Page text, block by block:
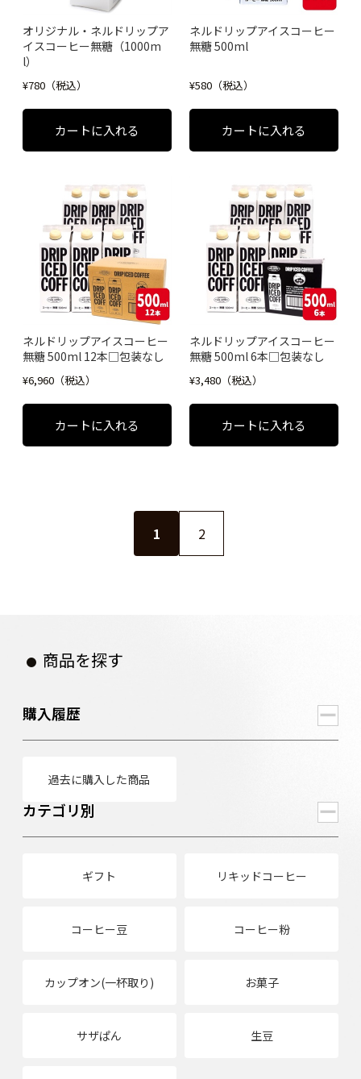
オリジナル・ネルドリップア
イスコーヒー無糖（1000m
l）
¥780（税込）
ネルドリップアイスコーヒー
無糖 500ml
¥580（税込）
ネルドリップアイスコーヒー
無糖 500ml 12本□包装なし
¥6,960（税込）
ネルドリップアイスコーヒー
無糖 500ml 6本□包装なし
¥3,480（税込）
1 2
商品を探す
購入履歴
過去に購入した商品
カテゴリ別
ギフト リキッドコーヒー
コーヒー豆 コーヒー粉
カップオン(一杯取り) お菓子
サザぱん 生豆